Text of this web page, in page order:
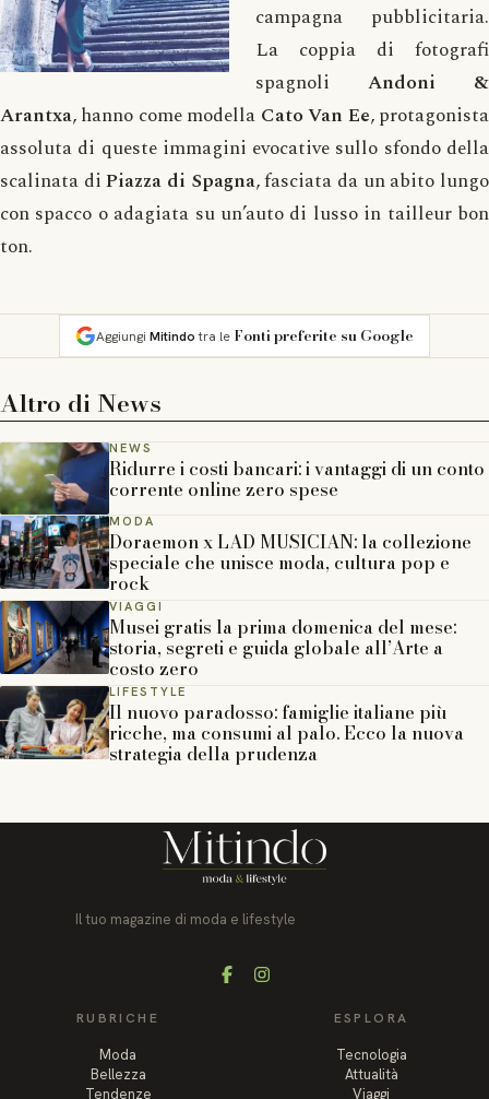
campagna pubblicitaria.
La coppia di fotografi
spagnoli Andoni &
Arantxa, hanno come modella Cato Van Ee, protagonista
assoluta di queste immagini evocative sullo sfondo della
scalinata diPiazza di Spagna, fasciata da un abito lungo
con spacco o adagiata su un’auto di lusso in tailleur bon
ton.
Aggiungi Mitindotra le Fonti preferite su Google
Altro di News
NEWS
Ridurre i costi bancari: i vantaggi di un conto
corrente online zero spese
MODA
Doraemon x LAD MUSICIAN: la collezione
speciale che unisce moda, cultura pop e
rock
VIAGGI
Musei gratis la prima domenica del mese:
storia, segreti e guida globale all’Arte a
costo zero
LIFESTYLE
Il nuovo paradosso: famiglie italiane più
ricche, ma consumi al palo. Ecco la nuova
strategia della prudenza
Il tuo magazine di moda e lifestyle
FacebookInstagram
RUBRICHE
Moda
Bellezza
Tendenze
ESPLORA
Tecnologia
Attualità
Viaggi